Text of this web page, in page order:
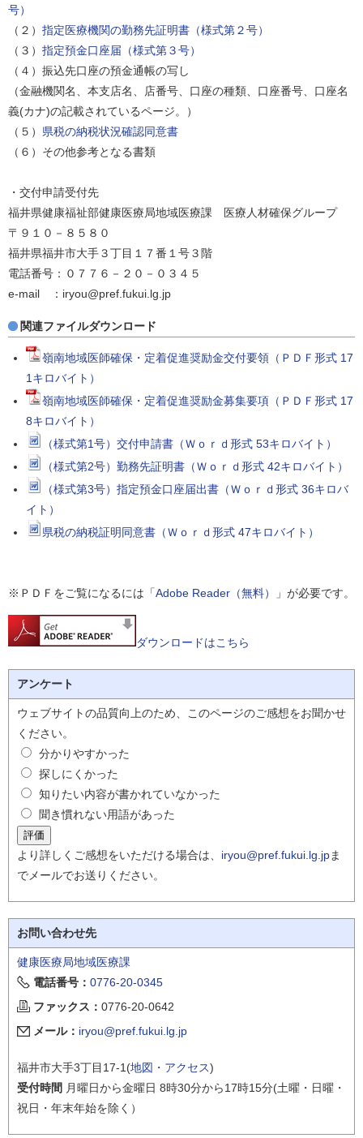
号）
（２） 指定医療機関の勤務先証明書（様式第２号）
（３） 指定預金口座届（様式第３号）
（４）振込先口座の預金通帳の写し
（金融機関名、本支店名、店番号、口座の種類、口座番号、口座名
義(カナ)の記載されているページ。）
（５） 県税の納税状況確認同意書
（６）その他参考となる書類
・交付申請受付先
福井県健康福祉部健康医療局地域医療課 医療人材確保グループ
〒９１０－８５８０
福井県福井市大手３丁目１７番１号３階
電話番号：０７７６－２０－０３４５
e-mail ：iryou@pref.fukui.lg.jp
関連ファイルダウンロード
嶺南地域医師確保・定着促進奨励金交付要領（ＰＤＦ形式 17
1キロバイト）
嶺南地域医師確保・定着促進奨励金募集要項（ＰＤＦ形式 17
8キロバイト）
（様式第1号）交付申請書（Ｗｏｒｄ形式 53キロバイト）
（様式第2号）勤務先証明書（Ｗｏｒｄ形式 42キロバイト）
（様式第3号）指定預金口座届出書（Ｗｏｒｄ形式 36キロバ
イト）
県税の納税証明同意書（Ｗｏｒｄ形式 47キロバイト）
※ＰＤＦをご覧になるには「Adobe Reader（無料） 」が必要です。
ダウンロードはこちら
アンケート
ウェブサイトの品質向上のため、このページのご感想をお聞かせ
ください。
分かりやすかった
探しにくかった
知りたい内容が書かれていなかった
聞き慣れない用語があった
より詳しくご感想をいただける場合は、 iryou@pref.fukui.lg.jpま
でメールでお送りください。
お問い合わせ先
健康医療局地域医療課
電話番号： 0776-20-0345
ファックス： 0776-20-0642
メール： iryou@pref.fukui.lg.jp
福井市大手3丁目17-1(地図・アクセス)
受付時間 月曜日から金曜日 8時30分から17時15分(土曜・日曜・
祝日・年末年始を除く）